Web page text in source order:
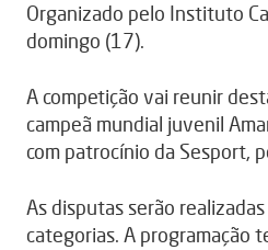
Organizado pelo Instituto
domingo (17).
A competição vai reunir
campeã mundial juvenil
com patrocínio da Sesport,
As disputas serão
categorias. A programação